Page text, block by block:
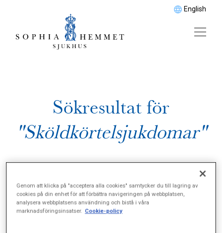
English
Sökresultat för
"Sköldkörtelsjukdomar"
Genom att klicka på "acceptera alla cookies" samtycker du till lagring av
cookies på din enhet för att förbättra navigeringen på webbplatsen,
analysera webbplatsens användning och bistå i våra
marknadsföringsinsatser. Cookie-policy